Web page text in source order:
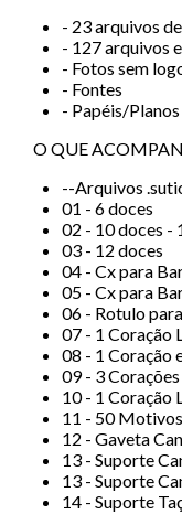
- 23 arquivos
- 127 arquivos
- Fotos sem
- Fontes
- Papéis/
O QUE
--Arquivos
01 - 6 doces
02 - 10 doces -
03 - 12 doces
04 - Cx para
05 - Cx para
06 - Rotulo
07 - 1 Coração
08 - 1 Coração
09 - 3
10 - 1 Coração
11 - 50
12 - Gaveta
13 - Suporte
13 - Suporte
14 - Suporte